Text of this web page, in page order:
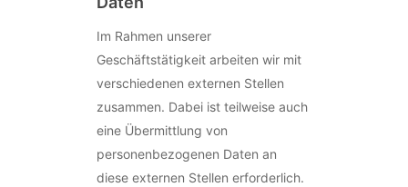
Im Rahmen unserer
Geschäftstätigkeit arbeiten wir mit
verschiedenen externen Stellen
zusammen. Dabei ist teilweise auch
eine Übermittlung von
personenbezogenen Daten an
diese externen Stellen erforderlich.